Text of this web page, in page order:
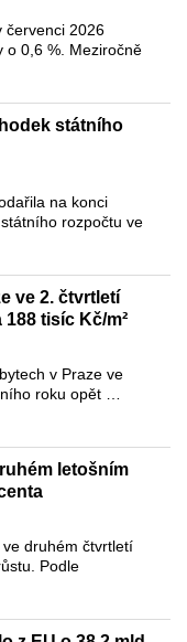
červenci 2026
o 0,6 %. Meziročně
státního
na konci
rozpočtu ve
ve 2. čtvrtletí
tisíc Kč/m²
v Praze ve
roku opět …
letošním
druhém čtvrtletí
Podle